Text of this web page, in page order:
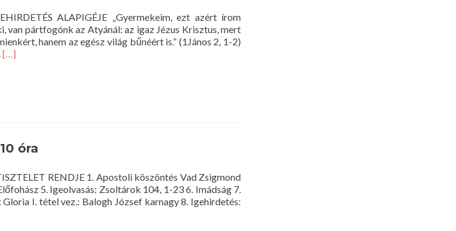
ALAPIGÉJE „Gyermekeim, ezt azért írom
pártfogónk az Atyánál: az igaz Jézus Krisztus, mert
hanem az egész világ bűnéért is.” (1János 2, 1-2)
Read
óra
[…]
óra
RENDJE 1. Apostoli köszöntés Vad Zsigmond
5. Igeolvasás: Zsoltárok 104, 1-23 6. Imádság 7.
I. tétel vez.: Balogh József karnagy 8. Igehirdetés: